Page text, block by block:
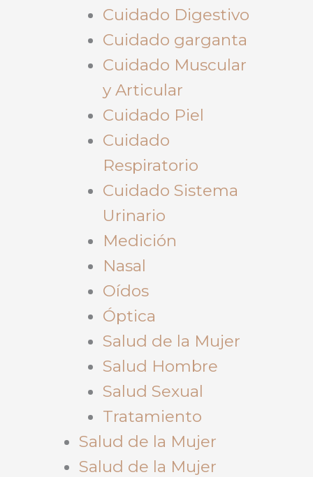
Cuidado Digestivo
Cuidado garganta
Cuidado Muscular
y Articular
Cuidado Piel
Cuidado
Respiratorio
Cuidado Sistema
Urinario
Medición
Nasal
Oídos
Óptica
Salud de la Mujer
Salud Hombre
Salud Sexual
Tratamiento
Salud de la Mujer
Salud de la Mujer